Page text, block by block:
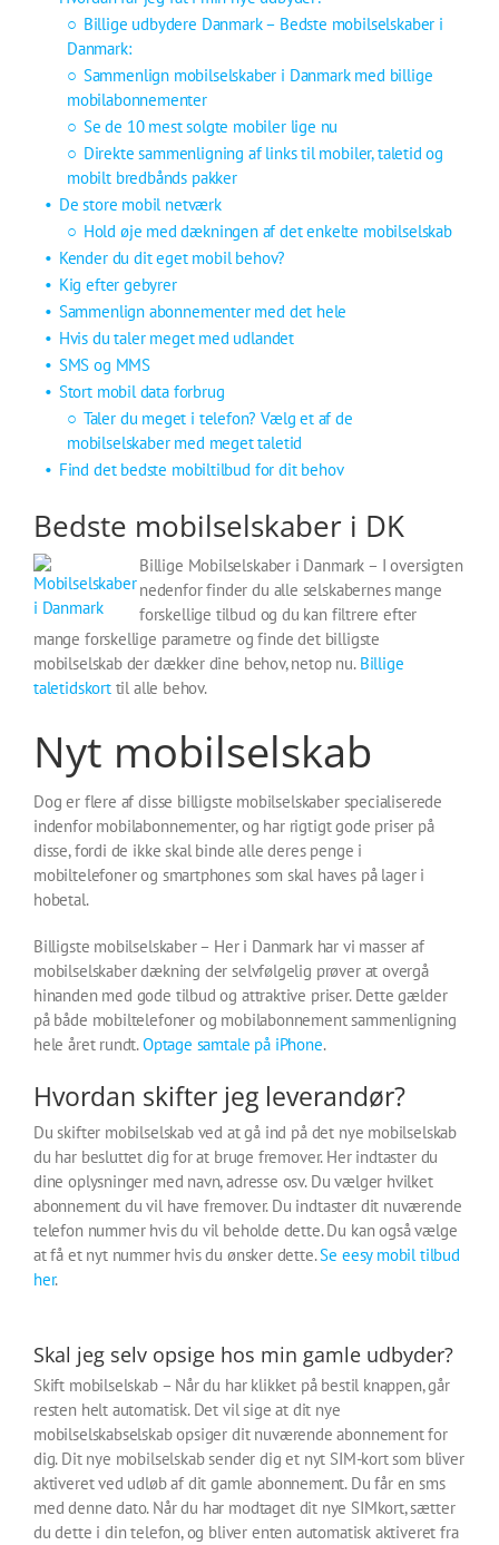
Billige udbydere Danmark – Bedste mobilselskaber i
Danmark:
Sammenlign mobilselskaber i Danmark med billige
mobilabonnementer
Se de 10 mest solgte mobiler lige nu
Direkte sammenligning af links til mobiler, taletid og
mobilt bredbånds pakker
De store mobil netværk
Hold øje med dækningen af det enkelte mobilselskab
Kender du dit eget mobil behov?
Kig efter gebyrer
Sammenlign abonnementer med det hele
Hvis du taler meget med udlandet
SMS og MMS
Stort mobil data forbrug
Taler du meget i telefon? Vælg et af de
mobilselskaber med meget taletid
Find det bedste mobiltilbud for dit behov
Bedste mobilselskaber i DK
Billige Mobilselskaber i Danmark – I oversigten
nedenfor finder du alle selskabernes mange
forskellige tilbud og du kan filtrere efter
mange forskellige parametre og finde det billigste
mobilselskab der dækker dine behov, netop nu. Billige
taletidskorttil alle behov.
Nyt mobilselskab
Dog er flere af disse billigste mobilselskaber specialiserede
indenfor mobilabonnementer, og har rigtigt gode priser på
disse, fordi de ikke skal binde alle deres penge i
mobiltelefoner og smartphones som skal haves på lager i
hobetal.
Billigste mobilselskaber – Her i Danmark har vi masser af
mobilselskaber dækning der selvfølgelig prøver at overgå
hinanden med gode tilbud og attraktive priser. Dette gælder
på både mobiltelefoner og mobilabonnement sammenligning
hele året rundt.Optage samtale på iPhone.
Hvordan skifter jeg leverandør?
Du skifter mobilselskab ved at gå ind på det nye mobilselskab
du har besluttet dig for at bruge fremover. Her indtaster du
dine oplysninger med navn, adresse osv. Du vælger hvilket
abonnement du vil have fremover. Du indtaster dit nuværende
telefon nummer hvis du vil beholde dette. Du kan også vælge
at få et nyt nummer hvis du ønsker dette.Se eesy mobil tilbud
her.
Skal jeg selv opsige hos min gamle udbyder?
Skift mobilselskab – Når du har klikket på bestil knappen, går
resten helt automatisk. Det vil sige at dit nye
mobilselskabselskab opsiger dit nuværende abonnement for
dig. Dit nye mobilselskab sender dig et nyt SIM-kort som bliver
aktiveret ved udløb af dit gamle abonnement. Du får en sms
med denne dato. Når du har modtaget dit nye SIMkort, sætter
du dette i din telefon, og bliver enten automatisk aktiveret fra